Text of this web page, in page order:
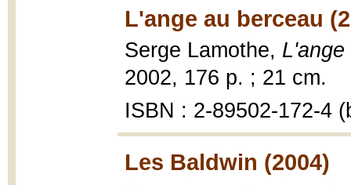
L'ange au berceau
Serge Lamothe,
2002, 176 p. ; 21 cm.
ISBN : 2-89502-172-4
Les Baldwin (2004)